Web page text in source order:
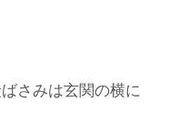
さみは玄関の横に